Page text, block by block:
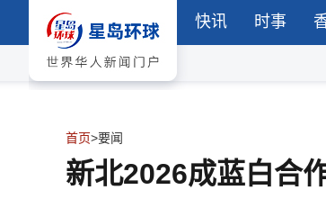
快讯 时事
首页>要闻
新北2026成蓝白合